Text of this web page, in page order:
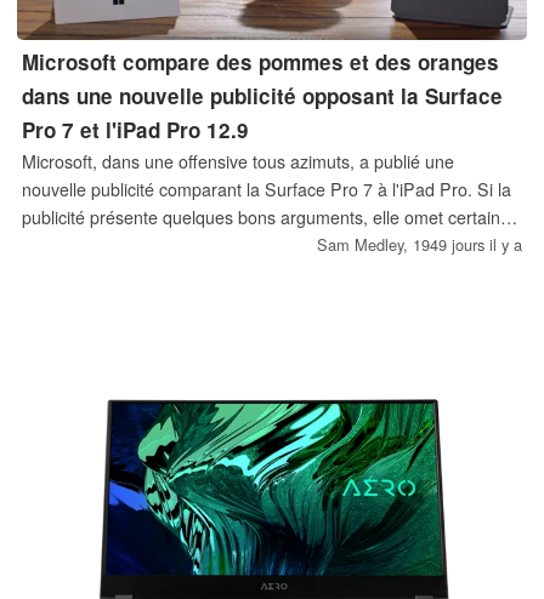
Microsoft compare des pommes et des oranges
dans une nouvelle publicité opposant la Surface
Pro 7 et l'iPad Pro 12.9
Microsoft, dans une offensive tous azimuts, a publié une
nouvelle publicité comparant la Surface Pro 7 à l'iPad Pro. Si la
publicité présente quelques bons arguments, elle omet certaines
comparaisons clés importantes pour de nombreux
Sam Medley, 1949 jours il y a